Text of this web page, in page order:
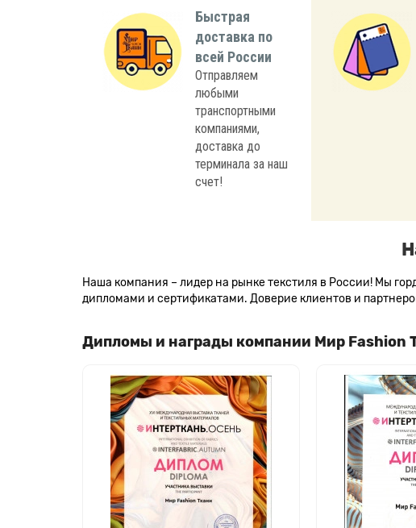
Быстрая
доставка по
всей России
Отправляем
любыми
транспортными
компаниями,
доставка до
терминала за наш
счет!
Наша компания – лидер на рынке текстиля в России! Мы
дипломами и сертификатами. Доверие клиентов и
Дипломы и награды компании Мир Fashion